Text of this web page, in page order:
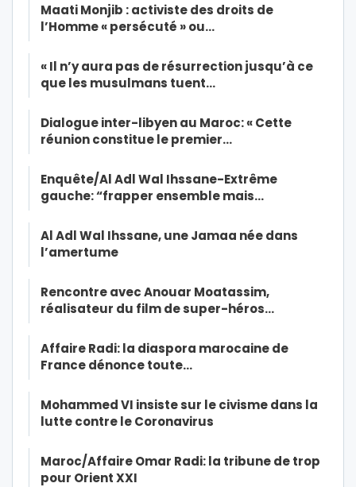
Maati Monjib : activiste des droits de
l’Homme « persécuté » ou…
« Il n’y aura pas de résurrection jusqu’à ce
que les musulmans tuent…
Dialogue inter-libyen au Maroc: « Cette
réunion constitue le premier…
Enquête/Al Adl Wal Ihssane-Extrême
gauche: “frapper ensemble mais…
Al Adl Wal Ihssane, une Jamaa née dans
l’amertume
Rencontre avec Anouar Moatassim,
réalisateur du film de super-héros…
Affaire Radi: la diaspora marocaine de
France dénonce toute…
Mohammed VI insiste sur le civisme dans la
lutte contre le Coronavirus
Maroc/Affaire Omar Radi: la tribune de trop
pour Orient XXI